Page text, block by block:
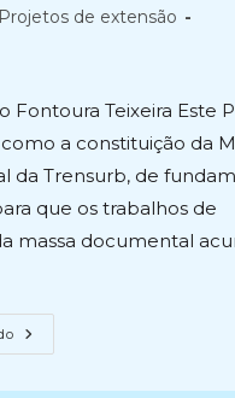
Projetos de extensão
Fontoura Teixeira Este
a constituição da
da Trensurb, de
que os trabalhos de
massa documental
TRATAMENTO
ARQUIVÍSTICO